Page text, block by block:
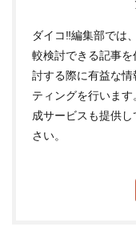
ダイコ‼編集部では
較検討できる記事
討する際に有益な
ティングを行いま
成サービスも提供
さい。